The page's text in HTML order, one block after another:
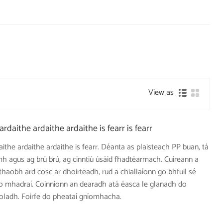
View as
ardaithe ardaithe is fearr is fearr
ardaithe ardaithe is fearr. Déanta as plaisteach PP buan, tá
agus ag brú brú, ag cinntiú úsáid fhadtéarmach. Cuireann a
ard cosc ​​ar dhoirteadh, rud a chiallaíonn go bhfuil sé
Coinníonn an dearadh atá éasca le glanadh do
Foirfe do pheataí gníomhacha.